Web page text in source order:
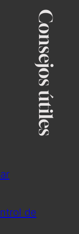
Consejos útiles
de